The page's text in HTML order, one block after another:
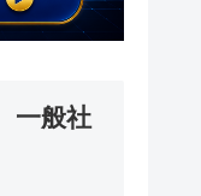
一般社